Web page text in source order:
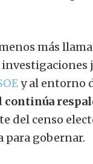
más
y al entorno
continúa
del censo
para gobernar.